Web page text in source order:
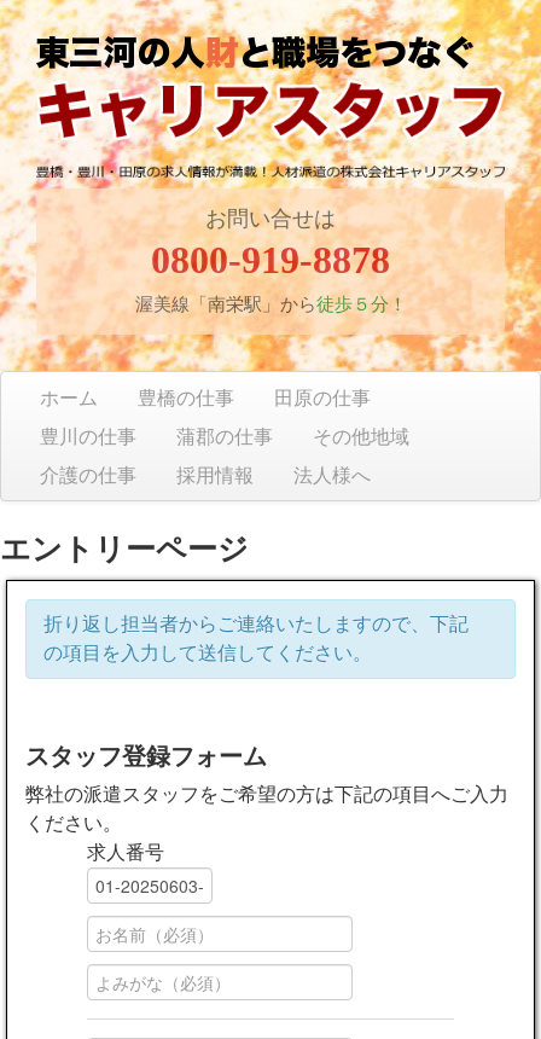
お問い合せは
0800-919-8878
渥美線「南栄駅」から徒歩５分！
ホーム 豊橋の仕事
田原の仕事
豊川の仕事
蒲郡の仕事
その他地域
介護の仕事
採用情報 法人様へ
エントリーページ
折り返し担当者からご連絡いたしますので、下記
の項目を入力して送信してください。
スタッフ登録フォーム
弊社の派遣スタッフをご希望の方は下記の項目へご入力
ください。
求人番号